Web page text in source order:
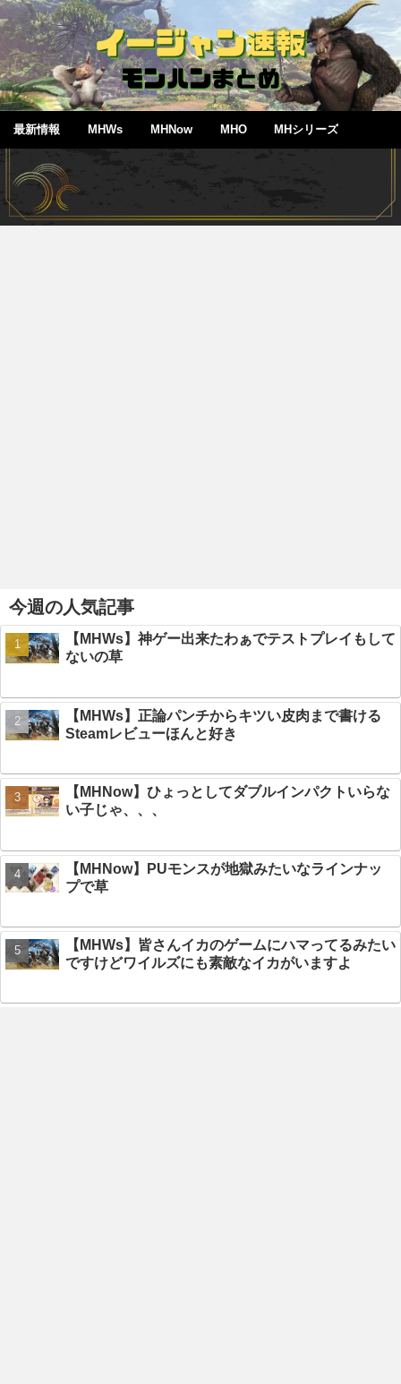
最新情報 MHWs MHNow MHO MHシリーズ
今週の人気記事
【MHWs】神ゲー出来たわぁでテストプレイもして
ないの草
【MHWs】正論パンチからキツい皮肉まで書ける
Steamレビューほんと好き
【MHNow】ひょっとしてダブルインパクトいらな
い子じゃ、、、
【MHNow】PUモンスが地獄みたいなラインナッ
プで草
【MHWs】皆さんイカのゲームにハマってるみたい
ですけどワイルズにも素敵なイカがいますよ